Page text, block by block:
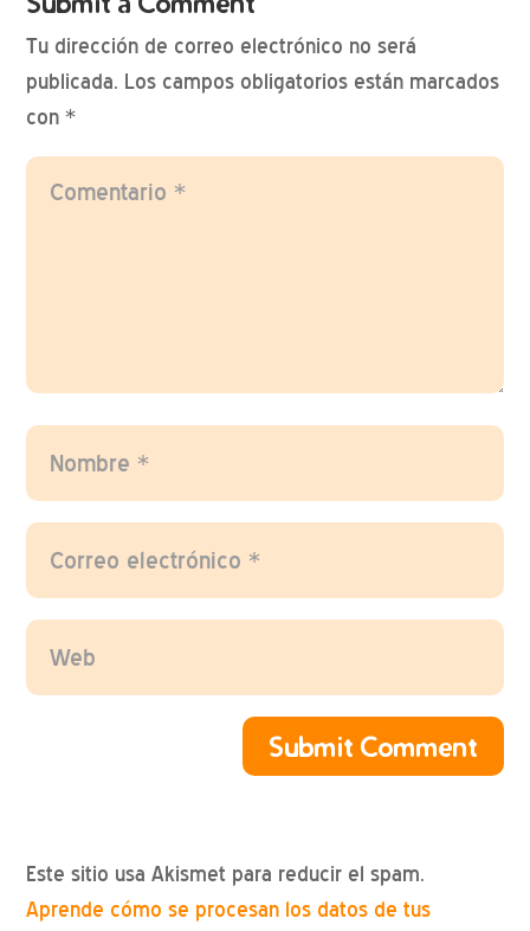
Tu dirección de correo electrónico no será
publicada. Los campos obligatorios están marcados
con*
Submit Comment
Este sitio usa Akismet para reducir el spam.
Aprende cómo se procesan los datos de tus